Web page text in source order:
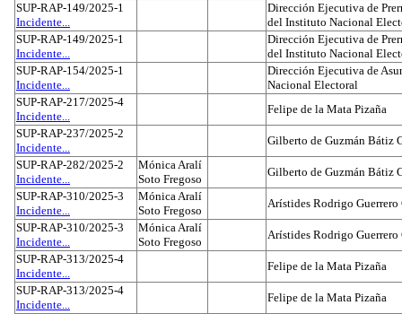
SUP-RAP-149/2025-1
Incidente...
Dirección Ejecutiva de
del Instituto Nacional
SUP-RAP-149/2025-1
Incidente...
Dirección Ejecutiva de
del Instituto Nacional
SUP-RAP-154/2025-1
Incidente...
Dirección Ejecutiva de
Nacional Electoral
SUP-RAP-217/2025-4
Incidente...
Felipe de la Mata Pizaña
SUP-RAP-237/2025-2
Incidente...
Gilberto de Guzmán Bátiz
SUP-RAP-282/2025-2
Incidente...
Mónica Aralí
Soto Fregoso
Gilberto de Guzmán Bátiz
SUP-RAP-310/2025-3
Incidente...
Mónica Aralí
Soto Fregoso
Arístides Rodrigo Guerrero
SUP-RAP-310/2025-3
Incidente...
Mónica Aralí
Soto Fregoso
Arístides Rodrigo Guerrero
SUP-RAP-313/2025-4
Incidente...
Felipe de la Mata Pizaña
SUP-RAP-313/2025-4
Incidente...
Felipe de la Mata Pizaña